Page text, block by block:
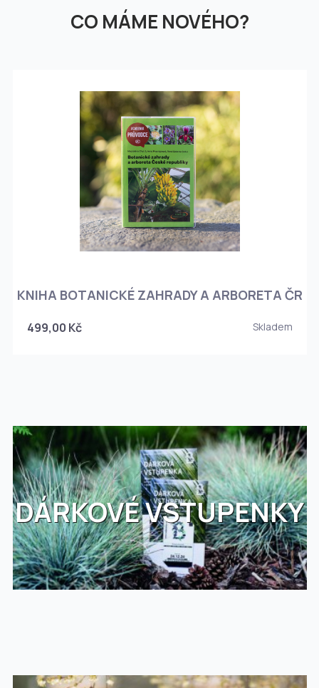
CO MÁME NOVÉHO?
KNIHA BOTANICKÉ ZAHRADY A ARBORETA ČR
499,00 Kč Skladem
DÁRKOVÉ VSTUPENKY